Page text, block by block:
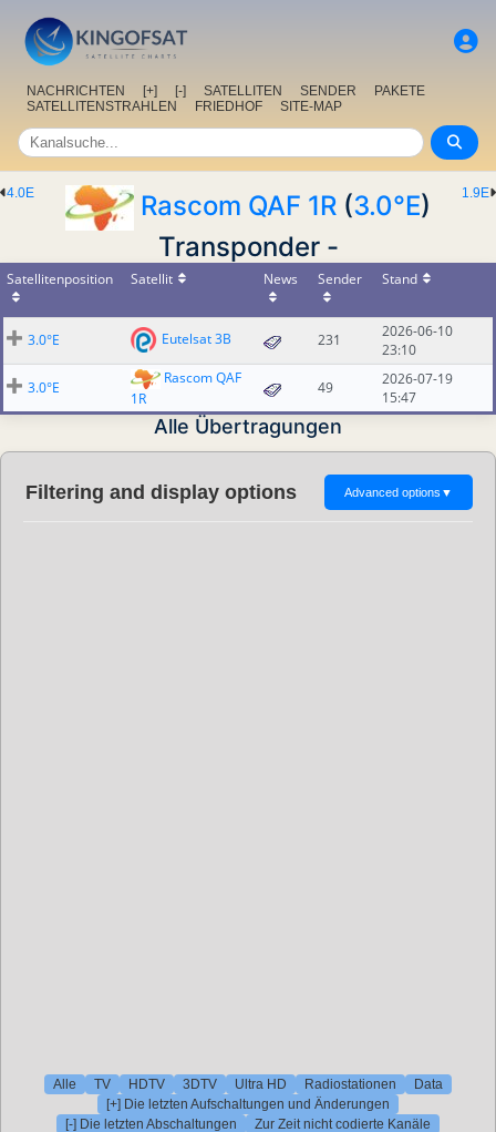
NACHRICHTEN [+] [-] SATELLITEN SENDER
PAKETE
SATELLITENSTRAHLEN
FRIEDHOF SITE-MAP
1.9E
4.0E Rascom QAF 1R (3.0°E)
Transponder -
Satellitenposition Satellit News Sender Stand
3.0°E Eutelsat 3B 231
2026-06-10
23:10
3.0°E
Rascom QAF
1R
49
2026-07-19
15:47
Alle Übertragungen
Filtering and display options Advanced options ▼
Alle TV HDTV 3DTV Ultra HD Radiostationen
Data
[+] Die letzten Aufschaltungen und Änderungen
[-] Die letzten Abschaltungen
Zur Zeit nicht codierte Kanäle